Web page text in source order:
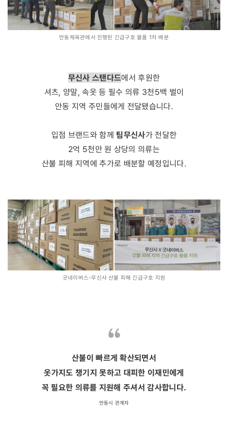
안동체육관에서 진행된 긴급구호 물품 1차 배분
무신사 스탠다드에서 후원한
셔츠, 양말, 속옷 등 필수 의류 3천5백 벌이
안동 지역 주민들에게 전달됐습니다.
입점 브랜드와 함께 팀무신사가 전달한
2억 5천만 원 상당의 의류는
산불 피해 지역에 추가로 배분할 예정입니다.
굿네이버스-무신사 산불 피해 긴급구호 지원
산불이 빠르게 확산되면서
옷가지도 챙기지 못하고 대피한 이재민에게
꼭 필요한 의류를 지원해 주셔서 감사합니다.
안동시 관계자